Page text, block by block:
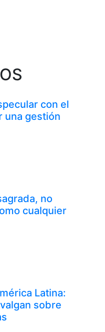
con el
una gestión
no
cualquier
Latina:
sobre